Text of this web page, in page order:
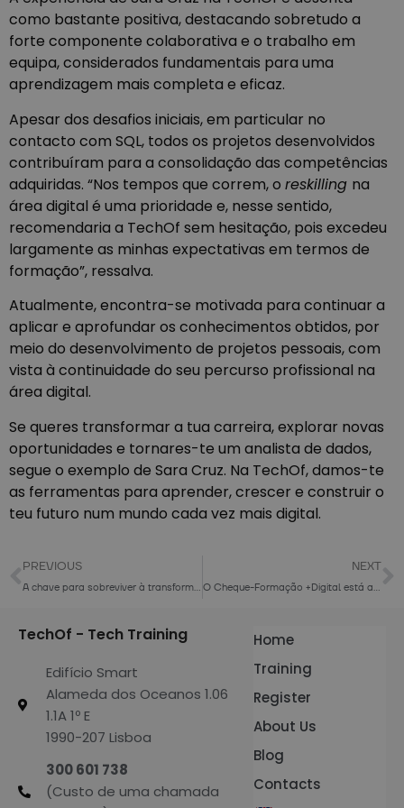
como bastante positiva, destacando sobretudo a
forte componente colaborativa e o trabalho em
equipa, considerados fundamentais para uma
aprendizagem mais completa e eficaz.
Apesar dos desafios iniciais, em particular no
contacto com SQL, todos os projetos desenvolvidos
contribuíram para a consolidação das competências
adquiridas. “Nos tempos que correm, o reskilling na
área digital é uma prioridade e, nesse sentido,
recomendaria a TechOf sem hesitação, pois excedeu
largamente as minhas expectativas em termos de
formação”, ressalva.
Atualmente, encontra-se motivada para continuar a
aplicar e aprofundar os conhecimentos obtidos, por
meio do desenvolvimento de projetos pessoais, com
vista à continuidade do seu percurso profissional na
área digital.
Se queres transformar a tua carreira, explorar novas
oportunidades e tornares-te um analista de dados,
segue o exemplo de Sara Cruz. Na TechOf, damos-te
as ferramentas para aprender, crescer e construir o
teu futuro num mundo cada vez mais digital.
PREVIOUS
A chave para sobreviver à transformação digital
NEXT
O Cheque-Formação +Digital está a prestes a terminar, mas ainda vais a tempo!
TechOf - Tech Training
Edifício Smart
Alameda dos Oceanos 1.06
1.1A 1º E
1990-207 Lisboa
300 601 738
(Custo de uma chamada
Home
Training
Register
About Us
Blog
Contacts